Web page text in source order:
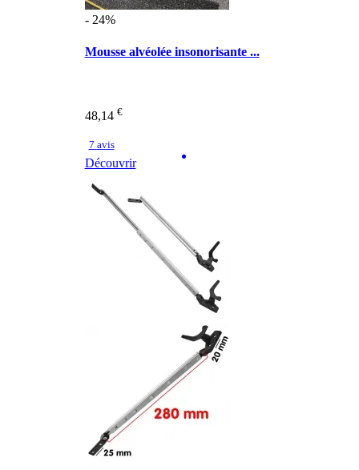
- 24%
Mousse alvéolée insonorisante ...
48,14 €
7 avis
Découvrir